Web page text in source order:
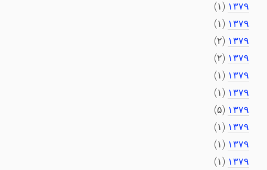
۱۳۷۹ (۱)
۱۳۷۹ (۱)
۱۳۷۹ (۲)
۱۳۷۹ (۲)
۱۳۷۹ (۱)
۱۳۷۹ (۱)
۱۳۷۹ (۵)
۱۳۷۹ (۱)
۱۳۷۹ (۱)
۱۳۷۹ (۱)